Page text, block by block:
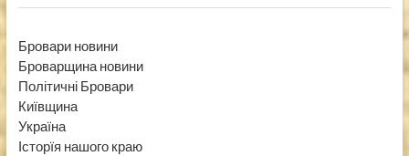
Бровари новини
Броварщина новини
Політичні Бровари
Київщина
Україна
Історїя нашого краю